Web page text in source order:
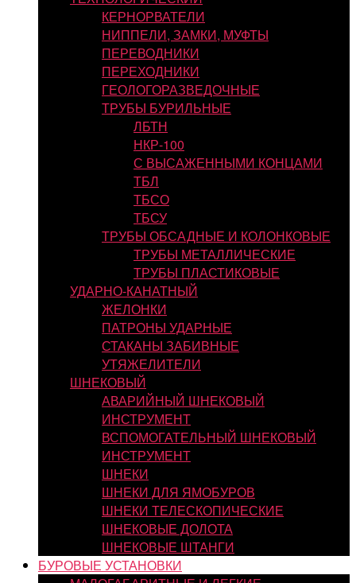
КЕРНОРВАТЕЛИ
НИППЕЛИ, ЗАМКИ, МУФТЫ
ПЕРЕВОДНИКИ
ПЕРЕХОДНИКИ
ГЕОЛОГОРАЗВЕДОЧНЫЕ
ТРУБЫ БУРИЛЬНЫЕ
ЛБТН
НКР-100
С ВЫСАЖЕННЫМИ КОНЦАМИ
ТБЛ
ТБСО
ТБСУ
ТРУБЫ ОБСАДНЫЕ И КОЛОНКОВЫЕ
ТРУБЫ МЕТАЛЛИЧЕСКИЕ
ТРУБЫ ПЛАСТИКОВЫЕ
УДАРНО-КАНАТНЫЙ
ЖЕЛОНКИ
ПАТРОНЫ УДАРНЫЕ
СТАКАНЫ ЗАБИВНЫЕ
УТЯЖЕЛИТЕЛИ
ШНЕКОВЫЙ
АВАРИЙНЫЙ ШНЕКОВЫЙ
ИНСТРУМЕНТ
ВСПОМОГАТЕЛЬНЫЙ ШНЕКОВЫЙ
ИНСТРУМЕНТ
ШНЕКИ
ШНЕКИ ДЛЯ ЯМОБУРОВ
ШНЕКИ ТЕЛЕСКОПИЧЕСКИЕ
ШНЕКОВЫЕ ДОЛОТА
ШНЕКОВЫЕ ШТАНГИ
БУРОВЫЕ УСТАНОВКИ